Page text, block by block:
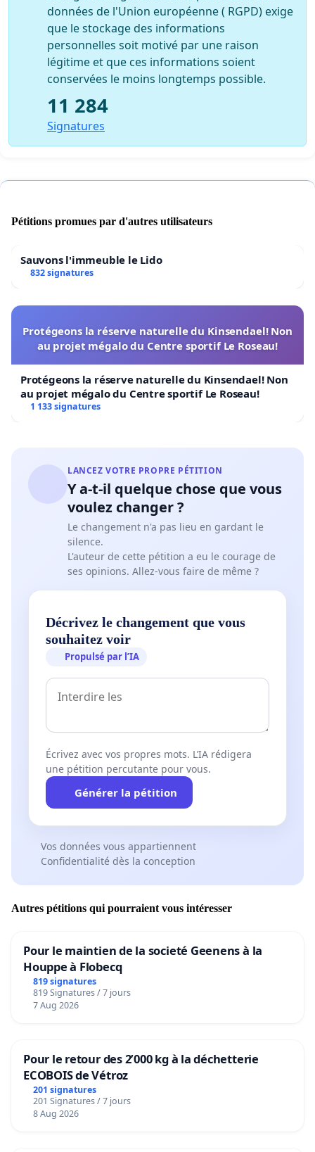
Le zoo a tout les moyens pour les
effectuer. La preuve il est entrain d’emménager une
immense zone pour y
accueillir des girafes, alors que nombre de ses
pensionnaires vivent dans une
indifférence la plus totale au point de vue cadre de vie.
C’est un véritable plaidoyer que je vous
lance pour touts ces animaux qui ne doivent vivre dans
de telles conditions.
Je compte réellement sur votre soutient et
alors qu’ils n’ont rien fait.
Je vous remercie sincèrement de ce que
vous pourrez faire pour eux.
En attendant, je vous prie de d’agréer,
Monsieur le Ministre, mes sincères salutations
distinguées et respectueuses.
Le président
Cédric Paquet
données de l'Union européenne ( RGPD) exige
que le stockage des informations
personnelles soit motivé par une raison
légitime et que ces informations soient
conservées le moins longtemps possible.
11 284
Signatures
Pétitions promues par d'autres utilisateurs
Sauvons l'immeuble le Lido
832 signatures
Protégeons la réserve naturelle du Kinsendael! Non
au projet mégalo du Centre sportif Le Roseau!
Protégeons la réserve naturelle du Kinsendael! Non
au projet mégalo du Centre sportif Le Roseau!
1 133 signatures
LANCEZ VOTRE PROPRE PÉTITION
Y a-t-il quelque chose que vous
voulez changer ?
Le changement n'a pas lieu en gardant le
silence.
L'auteur de cette pétition a eu le courage de
ses opinions. Allez-vous faire de même ?
Décrivez le changement que vous
souhaitez voir
Propulsé par l’IA
Écrivez avec vos propres mots. L’IA rédigera
une pétition percutante pour vous.
Générer la pétition
Vos données vous appartiennent
Confidentialité dès la conception
Autres pétitions qui pourraient vous intéresser
Pour le maintien de la societé Geenens à la
Houppe à Flobecq
819 signatures
819 Signatures / 7 jours
7 Aug 2026
Pour le retour des 2’000 kg à la déchetterie
ECOBOIS de Vétroz
201 signatures
201 Signatures / 7 jours
8 Aug 2026